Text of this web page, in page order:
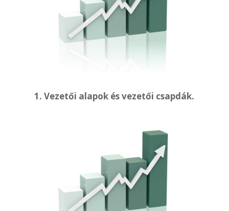
1. Vezetői alapok és vezetői csapdák.